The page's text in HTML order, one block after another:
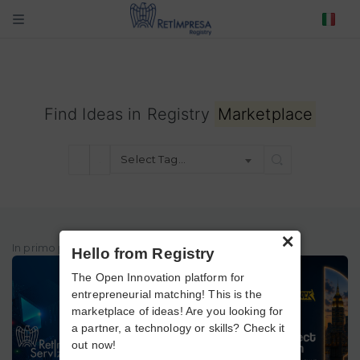
Find Ideas in Registry Marketplace
Select Tag…
In primo piano ×
Hello from Registry
The Open Innovation platform for
entrepreneurial matching! This is the
marketplace of ideas! Are you looking for
a partner, a technology or skills? Check it
out now!